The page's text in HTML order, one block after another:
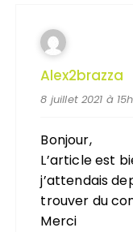
Alex2brazza
8 juillet 2021 à
Bonjour,
L’article est
j’attendais
trouver du
Merci